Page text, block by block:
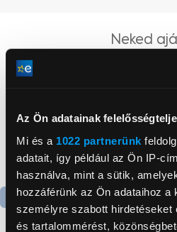
Az Ön adatainak
Mi és a 1022 partnerünk
adatait, így például az Ön IP-
használva, mint a sütik,
hozzáférünk az Ön adataihoz a
személyre szabott hirdetéseket
és tartalommérést,
Neked
Termék adatlap